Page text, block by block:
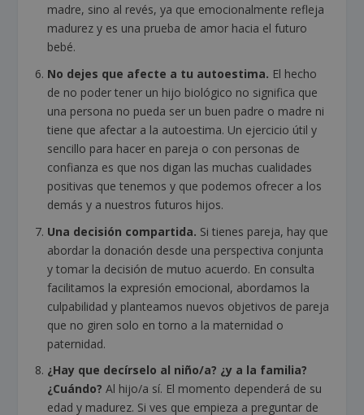
madre, sino al revés, ya que emocionalmente refleja
madurez y es una prueba de amor hacia el futuro
bebé.
No dejes que afecte a tu autoestima. El hecho
de no poder tener un hijo biológico no significa que
una persona no pueda ser un buen padre o madre ni
tiene que afectar a la autoestima. Un ejercicio útil y
sencillo para hacer en pareja o con personas de
confianza es que nos digan las muchas cualidades
positivas que tenemos y que podemos ofrecer a los
demás y a nuestros futuros hijos.
Una decisión compartida. Si tienes pareja, hay que
abordar la donación desde una perspectiva conjunta
y tomar la decisión de mutuo acuerdo. En consulta
facilitamos la expresión emocional, abordamos la
culpabilidad y planteamos nuevos objetivos de pareja
que no giren solo en torno a la maternidad o
paternidad.
¿Hay que decírselo al niño/a? ¿y a la familia?
¿Cuándo?Al hijo/a sí. El momento dependerá de su
edad y madurez. Si ves que empieza a preguntar de